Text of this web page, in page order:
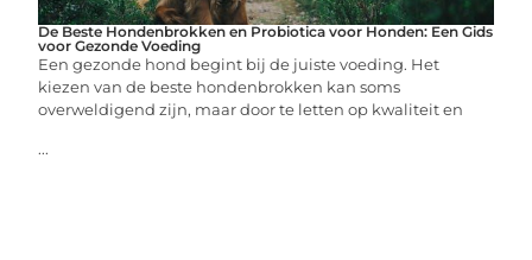
De Beste Hondenbrokken en Probiotica voor Honden: Een Gids
voor Gezonde Voeding
Een gezonde hond begint bij de juiste voeding. Het
kiezen van de beste hondenbrokken kan soms
overweldigend zijn, maar door te letten op kwaliteit en
...